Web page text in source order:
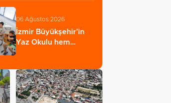
06 Ağustos 2026
İzmir Büyükşehir’in
Yaz Okulu hem